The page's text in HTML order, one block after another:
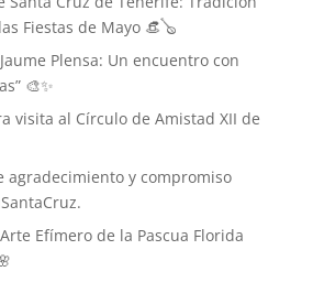
Fiestas de Mayo 👒🪕
Plensa: Un encuentro con
🎨✨
visita al Círculo de Amistad XII de
agradecimiento y compromiso
Efímero de la Pascua Florida